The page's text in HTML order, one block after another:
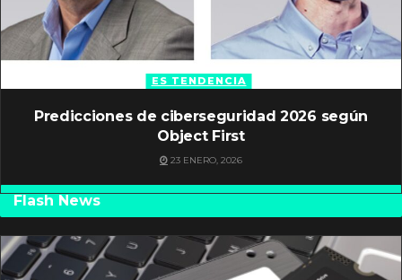
ES TENDENCIA
Predicciones de ciberseguridad 2026 según
Object First
23 ENERO, 2026
Flash News